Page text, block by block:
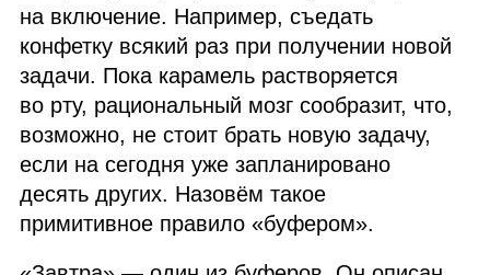
на включение. Например, съедать
конфетку всякий раз при получении новой
задачи. Пока карамель растворяется
во рту, рациональный мозг сообразит, что,
возможно, не стоит брать новую задачу,
если на сегодня уже запланировано
десять других. Назовём такое
примитивное правило «буфером».